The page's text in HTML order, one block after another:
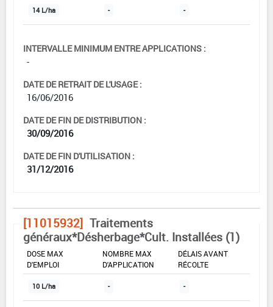
14 L/ha - -
INTERVALLE MINIMUM ENTRE APPLICATIONS :
-
DATE DE RETRAIT DE L'USAGE :
16/06/2016
DATE DE FIN DE DISTRIBUTION :
30/09/2016
DATE DE FIN D'UTILISATION :
31/12/2016
[11015932] Traitements
généraux*Désherbage*Cult. Installées (1)
DOSE MAX
D'EMPLOI
NOMBRE MAX
D'APPLICATION
DÉLAIS AVANT
RÉCOLTE
10 L/ha - -